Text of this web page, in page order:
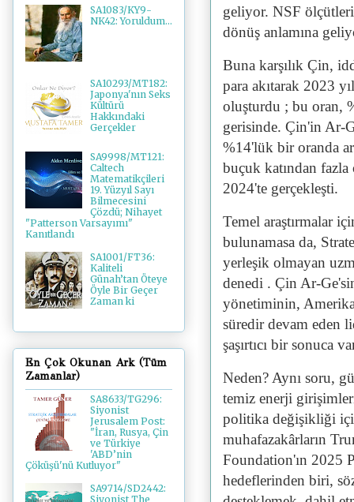
geliyor. NSF
dönüş anlamına
Buna karşılık Çin,
para akıtarak 2023
oluşturdu ; bu oran,
gerisinde. Çin'in Ar-
%14'lük bir oranda
buçuk katından
2024'te gerçekleşti.
Temel araştırmalar
bulunamasa da,
yerleşik olmayan
denedi . Çin Ar-
yönetiminin,
süredir devam eden
şaşırtıcı bir sonuca
Neden? Aynı soru,
temiz enerji
politika değişikliği
muhafazakârların
Foundation'ın 2025
hedeflerinden biri,
SA1083/KY9-
NK42: Yoruldum...
SA10293/MT182:
Japonya'nın Seks
Kültürü
Hakkındaki
Gerçekler
SA9998/MT121:
Caltech
Matematikçileri
19. Yüzyıl Sayı
Bilmecesini
Çözdü; Nihayet
"Patterson Varsayımı"
Kanıtlandı
SA1001/FT36:
Kaliteli
Günah’tan Öteye
Öyle Bir Geçer
Zaman ki
En Çok Okunan Ark (Tüm
Zamanlar)
SA8633/TG296:
Siyonist
Jerusalem Post:
"İran, Rusya, Çin
ve Türkiye
'ABD’nin
Çöküşü'nü Kutluyor"
SA9714/SD2442:
Siyonist The